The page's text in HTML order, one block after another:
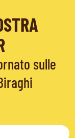
sulle